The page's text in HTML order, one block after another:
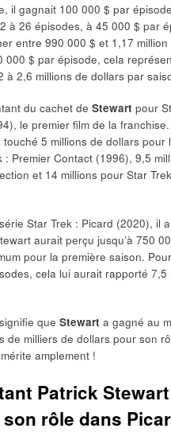
il gagnait 100 000 $ par
à 26 épisodes, à 45 000 $ par
entre 990 000 $ et 1,17 million
000 $ par épisode, cela
à 2,6 millions de dollars par
du cachet de Stewart pour
le premier film de la
touché 5 millions de dollars pour
: Premier Contact (1996), 9,5
et 14 millions pour Star
Star Trek : Picard (2020), il
aurait perçu jusqu’à 750
pour la première saison.
cela lui aurait rapporté 7,5
que Stewart a gagné au
de milliers de dollars pour son
amplement !
Patrick
rôle dans